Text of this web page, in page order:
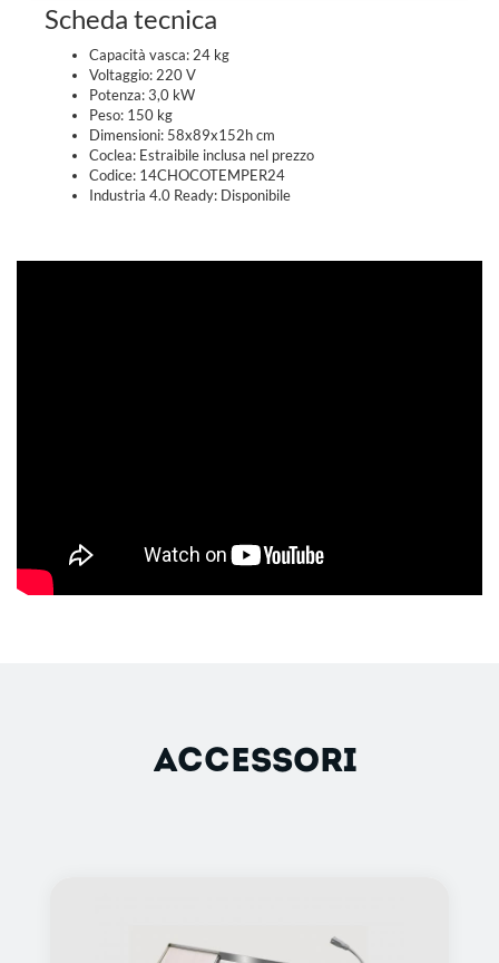
Scheda tecnica
Capacità vasca: 24 kg
Voltaggio: 220 V
Potenza: 3,0 kW
Peso: 150 kg
Dimensioni: 58x89x152h cm
Coclea: Estraibile inclusa nel prezzo
Codice: 14CHOCOTEMPER24
Industria 4.0 Ready: Disponibile
ACCESSORI